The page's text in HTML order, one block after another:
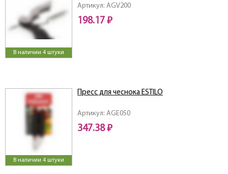
В наличии 4 штуки
Артикул: AGV200
198.17 ₽
В наличии 4 штуки
Артикул: AGE050
Пресс для чеснока ESTILO
347.38 ₽